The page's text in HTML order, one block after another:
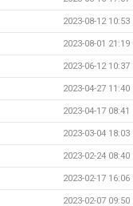
2023-08-12 10:53
2023-08-01 21:19
2023-06-12 10:37
2023-04-27 11:40
2023-04-17 08:41
2023-03-04 18:03
2023-02-24 08:40
2023-02-17 16:06
2023-02-07 09:50